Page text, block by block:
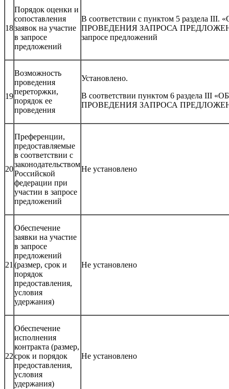
18
Порядок оценки и
сопоставления
заявок на участие
в запросе
предложений
В соответствии с пунктом 5 раздела
ПРОВЕДЕНИЯ ЗАПРОСА
запросе предложений
19
Возможность
проведения
переторжки,
порядок ее
проведения
Установлено.
В соответствии пунктом 6 раздела
ПРОВЕДЕНИЯ ЗАПРОСА
20
Преференции,
предоставляемые
в соответствии с
законодательством
Российской
федерации при
участии в запросе
предложений
Не установлено
21
Обеспечение
заявки на участие
в запросе
предложений
(размер, срок и
порядок
предоставления,
условия
удержания)
Не установлено
22
Обеспечение
исполнения
контракта (размер,
срок и порядок
предоставления,
условия
удержания)
Не установлено